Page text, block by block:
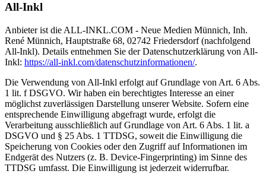
All-Inkl
Anbieter ist die ALL-INKL.COM - Neue Medien Münnich, Inh.
René Münnich, Hauptstraße 68, 02742 Friedersdorf (nachfolgend
All-Inkl). Details entnehmen Sie der Datenschutzerklärung von All-
Inkl: https://all-inkl.com/datenschutzinformationen/.
Die Verwendung von All-Inkl erfolgt auf Grundlage von Art. 6 Abs.
1 lit. f DSGVO. Wir haben ein berechtigtes Interesse an einer
möglichst zuverlässigen Darstellung unserer Website. Sofern eine
entsprechende Einwilligung abgefragt wurde, erfolgt die
Verarbeitung ausschließlich auf Grundlage von Art. 6 Abs. 1 lit. a
DSGVO und § 25 Abs. 1 TTDSG, soweit die Einwilligung die
Speicherung von Cookies oder den Zugriff auf Informationen im
Endgerät des Nutzers (z. B. Device-Fingerprinting) im Sinne des
TTDSG umfasst. Die Einwilligung ist jederzeit widerrufbar.